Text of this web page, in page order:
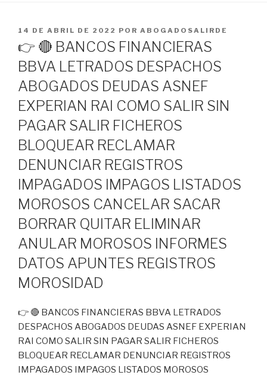
PUBLICADO
14 DE ABRIL DE 2022 POR ABOGADOSALIRDE
👉 🔴 BANCOS FINANCIERAS
BBVA LETRADOS DESPACHOS
ABOGADOS DEUDAS ASNEF
EXPERIAN RAI COMO SALIR SIN
PAGAR SALIR FICHEROS
BLOQUEAR RECLAMAR
DENUNCIAR REGISTROS
IMPAGADOS IMPAGOS LISTADOS
MOROSOS CANCELAR SACAR
BORRAR QUITAR ELIMINAR
ANULAR MOROSOS INFORMES
DATOS APUNTES REGISTROS
MOROSIDAD
👉 🔴 BANCOS FINANCIERAS BBVA LETRADOS
DESPACHOS ABOGADOS DEUDAS ASNEF EXPERIAN
RAI COMO SALIR SIN PAGAR SALIR FICHEROS
BLOQUEAR RECLAMAR DENUNCIAR REGISTROS
IMPAGADOS IMPAGOS LISTADOS MOROSOS